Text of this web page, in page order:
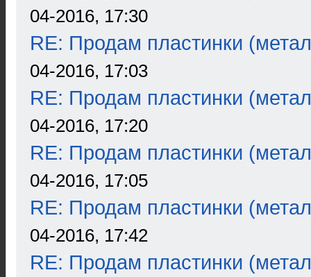
04-2016, 17:30
RE: Продам пластинки
04-2016, 17:03
RE: Продам пластинки
04-2016, 17:20
RE: Продам пластинки
04-2016, 17:05
RE: Продам пластинки
04-2016, 17:42
RE: Продам пластинки